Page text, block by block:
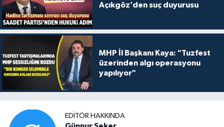
Açıkgöz’den suç duyurusu
MHP İl Başkanı Kaya: "Tuzfest
üzerinden algı operasyonu
yapılıyor"
EDITÖR HAKKINDA